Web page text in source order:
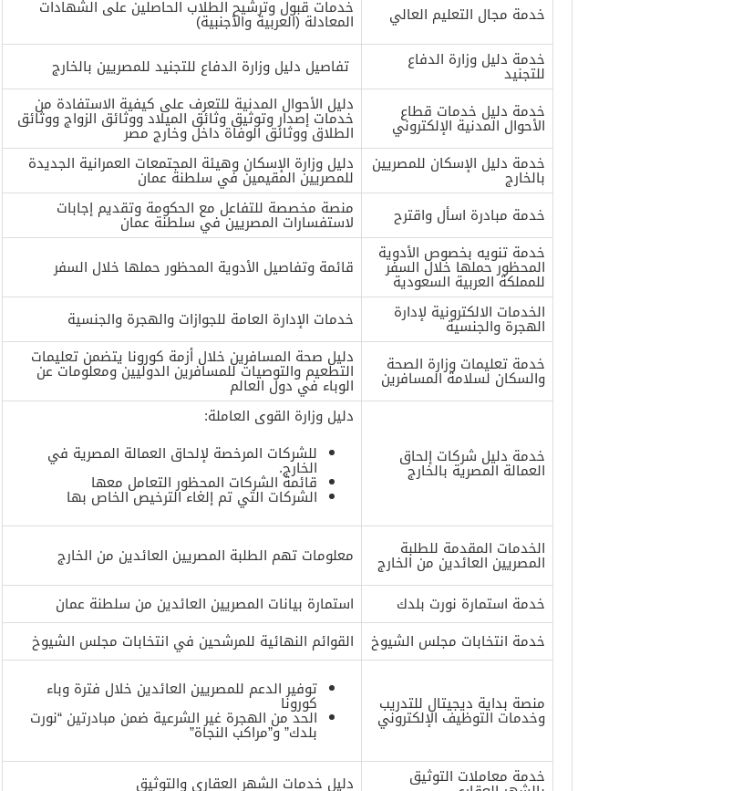
خدمة مجال التعليم العالي
خدمات قبول وترشيح الطلاب الحاصلين على الشهادات
المعادلة (العربية والأجنبية)
خدمة دليل وزارة الدفاع
للتجنيد
تفاصيل دليل وزارة الدفاع للتجنيد للمصريين بالخارج
خدمة دليل خدمات قطاع
الأحوال المدنية الإلكتروني
دليل الأحوال المدنية للتعرف على كيفية الاستفادة من
خدمات إصدار وتوثيق وثائق الميلاد ووثائق الزواج ووثائق
الطلاق ووثائق الوفاة داخل وخارج مصر
خدمة دليل الإسكان للمصريين
بالخارج
دليل وزارة الإسكان وهيئة المجتمعات العمرانية الجديدة
للمصريين المقيمين في سلطنة عمان
خدمة مبادرة اسأل واقترح
منصة مخصصة للتفاعل مع الحكومة وتقديم إجابات
لاستفسارات المصريين في سلطنة عمان
خدمة تنويه بخصوص الأدوية
المحظور حملها خلال السفر
للمملكة العربية السعودية
قائمة وتفاصيل الأدوية المحظور حملها خلال السفر
الخدمات الالكترونية لإدارة
الهجرة والجنسية
خدمات الإدارة العامة للجوازات والهجرة والجنسية
خدمة تعليمات وزارة الصحة
والسكان لسلامة المسافرين
دليل صحة المسافرين خلال أزمة كورونا يتضمن تعليمات
التطعيم والتوصيات للمسافرين الدوليين ومعلومات عن
الوباء في دول العالم
خدمة دليل شركات إلحاق
العمالة المصرية بالخارج
دليل وزارة القوى العاملة:
للشركات المرخصة لإلحاق العمالة المصرية في
الخارج.
قائمة الشركات المحظور التعامل معها
الشركات التي تم إلغاء الترخيص الخاص بها
الخدمات المقدمة للطلبة
المصريين العائدين من الخارج
معلومات تهم الطلبة المصريين العائدين من الخارج
خدمة استمارة نورت بلدك
استمارة بيانات المصريين العائدين من سلطنة عمان
خدمة انتخابات مجلس الشيوخ
القوائم النهائية للمرشحين في انتخابات مجلس الشيوخ
منصة بداية ديجيتال للتدريب
وخدمات التوظيف الإلكتروني
توفير الدعم للمصريين العائدين خلال فترة وباء
كورونا
الحد من الهجرة غير الشرعية ضمن مبادرتين “نورت
بلدك” و”مراكب النجاة”
خدمة معاملات التوثيق
دليل خدمات الشهر العقاري والتوثيق